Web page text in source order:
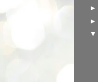
►
►
▼